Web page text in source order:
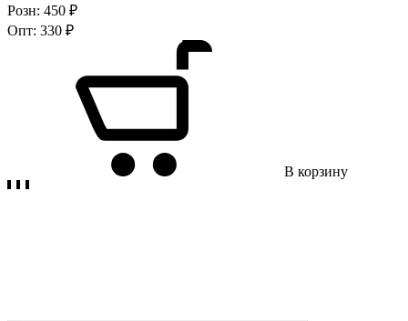
Розн: 450 ₽
Опт: 330 ₽
В корзину